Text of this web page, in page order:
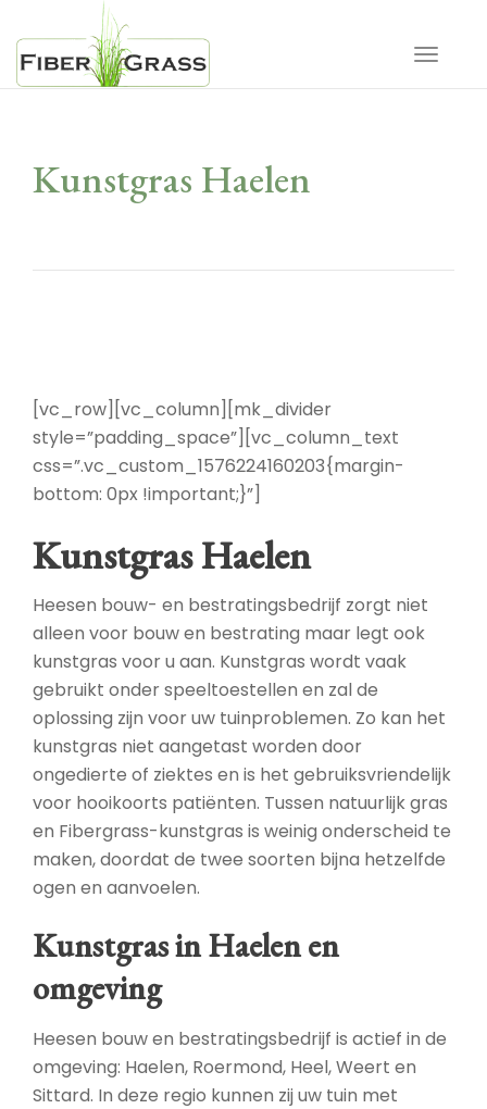
Toggle
Kunstgras Haelen
[vc_row][vc_column][mk_divider
style=”padding_space”][vc_column_text
css=”.vc_custom_1576224160203{margin-
bottom: 0px !important;}”]
Kunstgras Haelen
Heesen bouw- en bestratingsbedrijf zorgt niet
alleen voor bouw en bestrating maar legt ook
kunstgras voor u aan. Kunstgras wordt vaak
gebruikt onder speeltoestellen en zal de
oplossing zijn voor uw tuinproblemen. Zo kan het
kunstgras niet aangetast worden door
ongedierte of ziektes en is het gebruiksvriendelijk
voor hooikoorts patiënten. Tussen natuurlijk gras
en Fibergrass-kunstgras is weinig onderscheid te
maken, doordat de twee soorten bijna hetzelfde
ogen en aanvoelen.
Kunstgras in Haelen en
omgeving
Heesen bouw en bestratingsbedrijf is actief in de
omgeving: Haelen, Roermond, Heel, Weert en
Sittard. In deze regio kunnen zij uw tuin met